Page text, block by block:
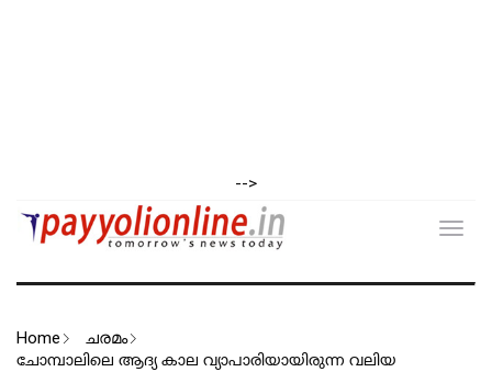
-->
Home ചരമം
ചോമ്പാലിലെ ആദ്യ കാല വ്യാപാരിയായിരുന്ന വലിയ